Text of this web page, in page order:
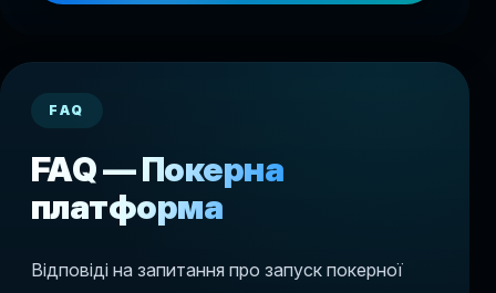
FAQ
FAQ — Покерна
платформа
Відповіді на запитання про запуск покерної